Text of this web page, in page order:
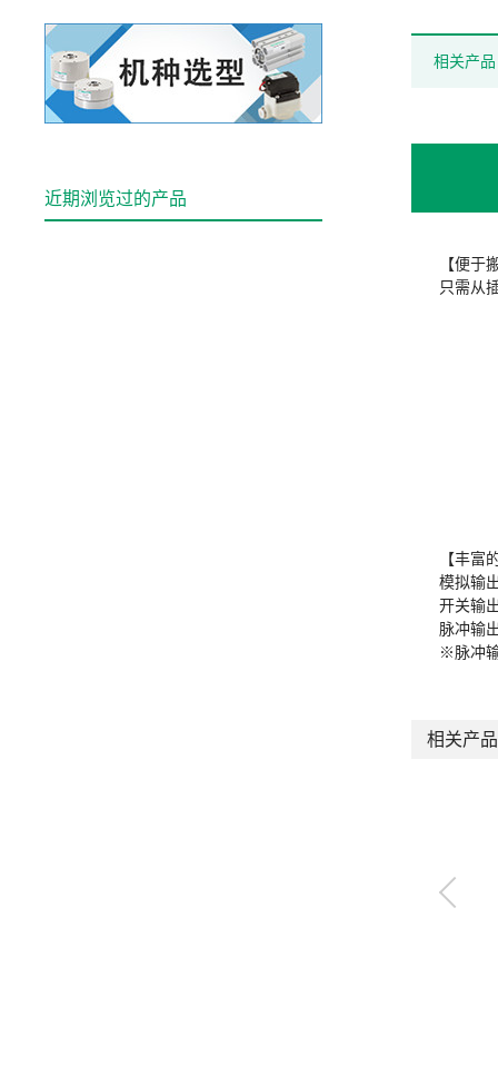
相关产品
【便于
只需从
【丰富
模拟输
开关输
脉冲输
※脉冲
相关产品
近期浏览过的产品